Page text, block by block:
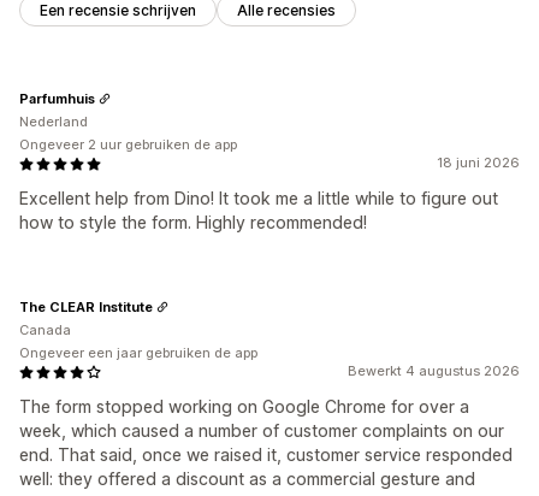
Een recensie schrijven Alle recensies
18 juni 2026
Excellent help from Dino! It took me a little while to figure out
how to style the form. Highly recommended!
Parfumhuis
Nederland
Ongeveer 2 uur gebruiken de app
Bewerkt 4 augustus 2026
The form stopped working on Google Chrome for over a
week, which caused a number of customer complaints on our
end. That said, once we raised it, customer service responded
well: they offered a discount as a commercial gesture and
The CLEAR Institute
Canada
Ongeveer een jaar gebruiken de app